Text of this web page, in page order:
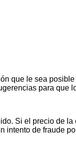
que le sea
para que
Si el precio de
intento de fraude